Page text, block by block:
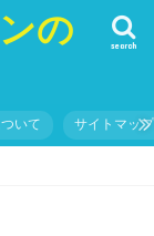
の
search
いて サイトマップ